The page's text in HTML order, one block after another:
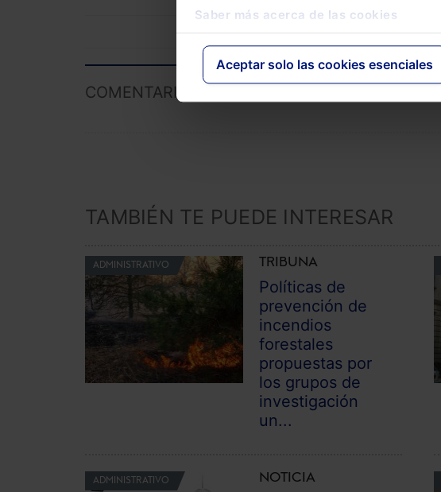
Saber más acerca de las cookies
Aceptar solo las cookies esenciales
COMENTARIOS
TAMBIÉN TE PUEDE INTERESAR
ADMINISTRATIVO TRIBUNA
Políticas de
prevención de
incendios
forestales
propuestas por
los grupos de
investigación
un...
ADMINISTRATIVO NOTICIA